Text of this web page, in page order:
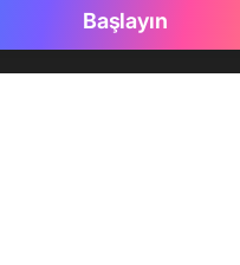
Başlayın